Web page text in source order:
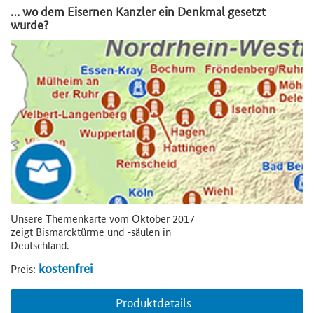
… wo dem Eisernen Kanzler ein Denkmal gesetzt
wurde?
Unsere Themenkarte vom Oktober 2017
zeigt Bismarcktürme und -säulen in
Deutschland.
Preis: kostenfrei
Produktdetails